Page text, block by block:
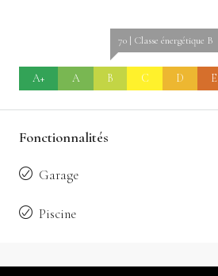
A+ A
70 | Classe énergétique B
B C D E
Fonctionnalités
Garage
Piscine